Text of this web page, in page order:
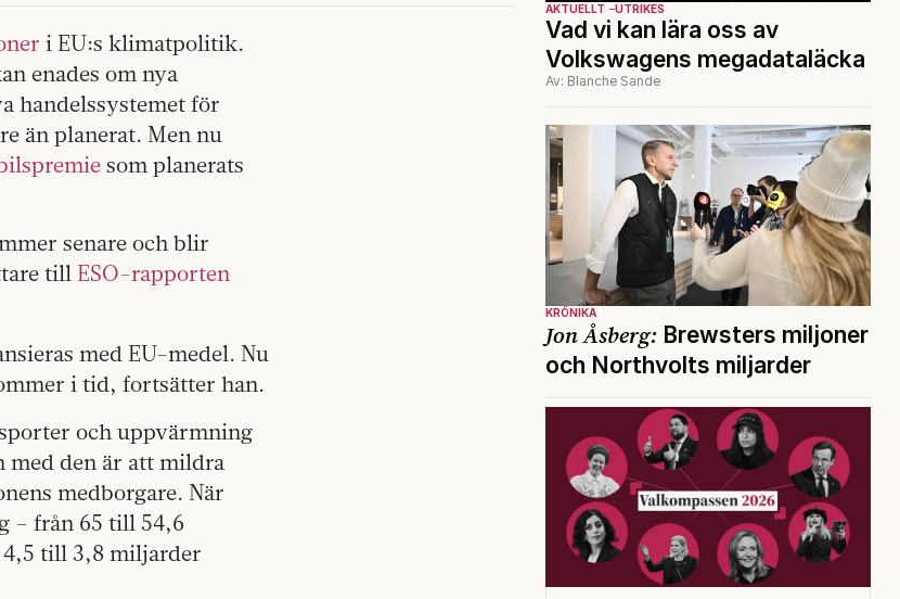
i EU:s klimatpolitik.
enades om nya
handelssystemet för
än planerat. Men nu
som planerats
senare och blir
till ESO-rapporten
med EU-medel. Nu
i tid, fortsätter han.
och uppvärmning
med den är att mildra
medborgare. När
– från 65 till 54,6
4,5 till 3,8 miljarder
AKTUELLT UTRIKES
Vad vi kan lära oss av
Volkswagens megadataläcka
Av: Blanche Sande
KRÖNIKA
Jon Åsberg: Brewsters miljoner
och Northvolts miljarder